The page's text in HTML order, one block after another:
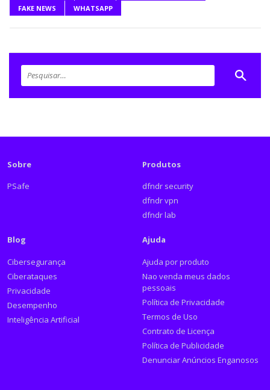
FAKE NEWS
WHATSAPP
Sobre
PSafe
Produtos
dfndr security
dfndr vpn
dfndr lab
Blog
Cibersegurança
Ciberataques
Privacidade
Desempenho
Inteligência Artificial
Ajuda
Ajuda por produto
Nao venda meus dados
pessoais
Política de Privacidade
Termos de Uso
Contrato de Licença
Política de Publicidade
Denunciar Anúncios Enganosos